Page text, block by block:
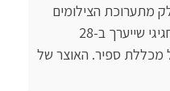
מתערוכת הצילומים
"התבוננות" שתיפתח באירוע חגיגי שייערך ב-28
של מכללת ספיר. האוצר של